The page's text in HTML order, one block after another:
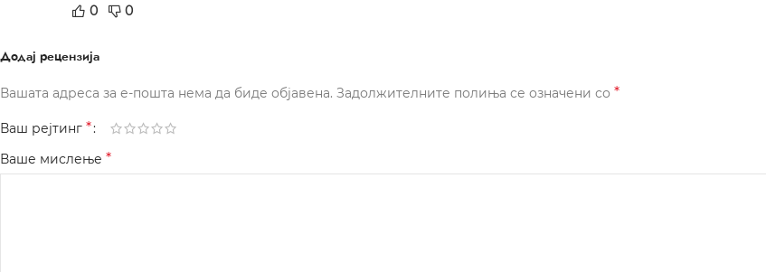
0 0
Додај рецензија
Вашата адреса за е-пошта нема да биде објавена. Задолжителните полиња се означени со *
Ваш рејтинг *
Ваше мислење *